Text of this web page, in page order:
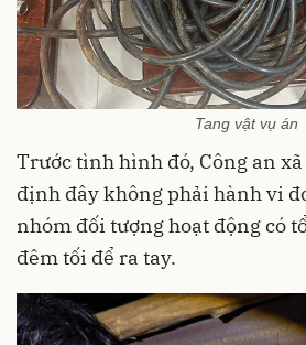
Tang vật vụ án
Trước tình hình đó, Công an
định đây không phải hành vi
nhóm đối tượng hoạt động có
đêm tối để ra tay.